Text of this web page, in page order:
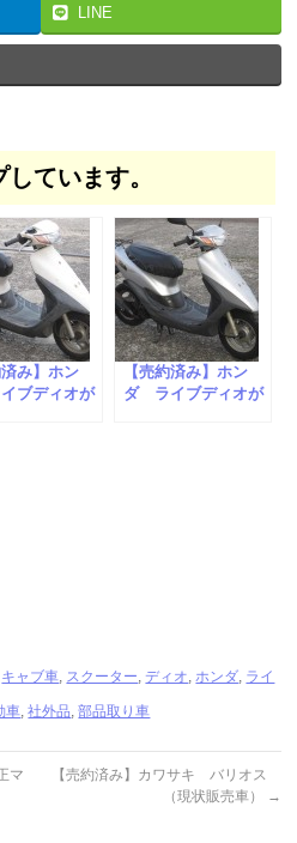
LINE
ています。
済み】ホン
ブディオが
【売約済み】ホン
ダ ライブディオが
キャブ車, スクーター,ディオ,ホンダ, ライ
車,社外品,部品取り車
マ
【売約済み】カワサキ バリオス
（現状販売車）
→